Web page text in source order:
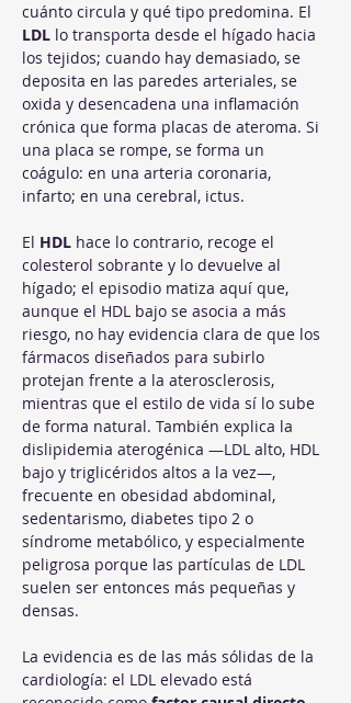
cuánto circula y qué tipo predomina. El
LDL lo transporta desde el hígado hacia
los tejidos; cuando hay demasiado, se
deposita en las paredes arteriales, se
oxida y desencadena una inflamación
crónica que forma placas de ateroma. Si
una placa se rompe, se forma un
coágulo: en una arteria coronaria,
infarto; en una cerebral, ictus.
El HDL hace lo contrario, recoge el
colesterol sobrante y lo devuelve al
hígado; el episodio matiza aquí que,
aunque el HDL bajo se asocia a más
riesgo, no hay evidencia clara de que los
fármacos diseñados para subirlo
protejan frente a la aterosclerosis,
mientras que el estilo de vida sí lo sube
de forma natural. También explica la
dislipidemia aterogénica —LDL alto, HDL
bajo y triglicéridos altos a la vez—,
frecuente en obesidad abdominal,
sedentarismo, diabetes tipo 2 o
síndrome metabólico, y especialmente
peligrosa porque las partículas de LDL
suelen ser entonces más pequeñas y
densas.
La evidencia es de las más sólidas de la
cardiología: el LDL elevado está